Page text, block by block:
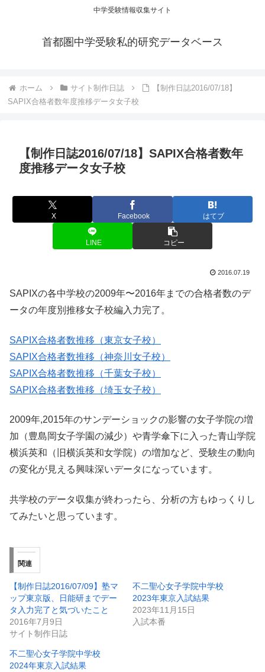
中学受験情報収集サイト
首都圏中学受験私的研究データベース
ホーム サイト制作日誌
【制作日誌2016/07/18】
SAPIX合格者数年度推移データ女子校
【制作日誌2016/07/18】SAPIX合格者数年
度推移データ女子校
X Facebook はてブ
LINE コピー
2016.07.19
SAPIXの各中学校の2009年〜2016年までの合格者数のデ
ータの年度別推移女子校編入力完了。
SAPIX合格者数推移（東京女子校）
SAPIX合格者数推移（神奈川女子校）
SAPIX合格者数推移（千葉女子校）
SAPIX合格者数推移（埼玉女子校）
2009年,2015年のサンデーショックの影響の女子学院の増
加（豊島岡女子学園の減少）や青学傘下に入った青山学院
横浜英和（旧横浜英和女学院）の増加など、受験生の動向
の変化が見える興味深いデータになっています。
共学校のデータ収集が終わったら、分析の方もゆっくりし
てみたいと思っています。
関連
【制作日誌2016/07/09】塾マ
ップ東京版、日能研までデー
タ入力完了と気づいたこと
2016年7月9日
サイト制作日誌
不二聖心女子学院中学校
2023年東京入試結果
2023年11月15日
入試本番
不二聖心女子学院中学校
2024年東京入試結果